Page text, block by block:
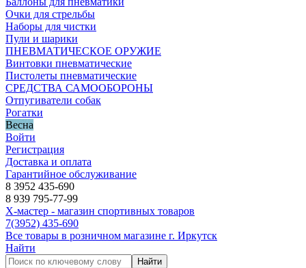
Очки для стрельбы
Наборы для чистки
Пули и шарики
ПНЕВМАТИЧЕСКОЕ ОРУЖИЕ
Винтовки пневматические
Пистолеты пневматические
СРЕДСТВА САМООБОРОНЫ
Отпугиватели собак
Рогатки
Весна
Войти
Регистрация
Доставка и оплата
Гарантийное обслуживание
8 3952 435-690
8 939 795-77-99
Х-мастер - магазин спортивных товаров
7(3952) 435-690
Все товары в розничном магазине г. Иркутск
Найти
Найти